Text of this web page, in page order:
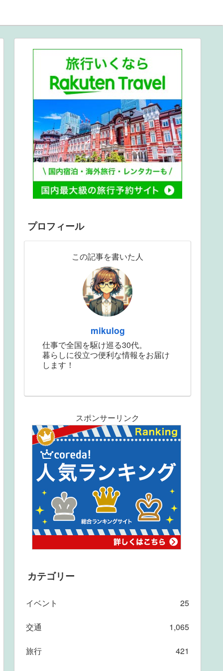
プロフィール
この記事を書いた人
mikulog
仕事で全国を駆け巡る30代。
暮らしに役立つ便利な情報をお届け
します！
スポンサーリンク
カテゴリー
イベント 25
交通 1,065
旅行 421